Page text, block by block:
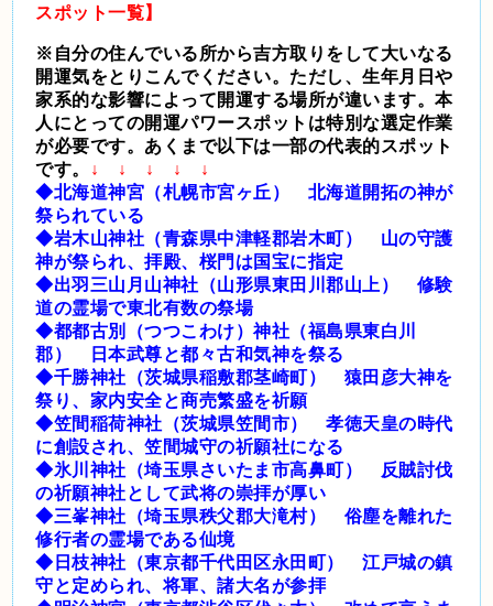
スポット一覧】
※自分の住んでいる所から吉方取りをして大いなる
開運気をとりこんでください。ただし、生年月日や
家系的な影響によって開運する場所が違います。本
人にとっての開運パワースポットは特別な選定作業
が必要です。あくまで以下は一部の代表的スポット
です。
↓ ↓ ↓ ↓ ↓
◆北海道神宮（札幌市宮ヶ丘） 北海道開拓の神が
祭られている
◆岩木山神社（青森県中津軽郡岩木町） 山の守護
神が祭られ、拝殿、桜門は国宝に指定
◆出羽三山月山神社（山形県東田川郡山上） 修験
道の霊場で東北有数の祭場
◆都都古別（つつこわけ）神社（福島県東白川
郡） 日本武尊と都々古和気神を祭る
◆千勝神社（茨城県稲敷郡茎崎町） 猿田彦大神を
祭り、家内安全と商売繁盛を祈願
◆笠間稲荷神社（茨城県笠間市） 孝徳天皇の時代
に創設され、笠間城守の祈願社になる
◆氷川神社（埼玉県さいたま市高鼻町） 反賊討伐
の祈願神社として武将の崇拝が厚い
◆三峯神社（埼玉県秩父郡大滝村） 俗塵を離れた
修行者の霊場である仙境
◆日枝神社（東京都千代田区永田町） 江戸城の鎮
守と定められ、将軍、諸大名が参拝